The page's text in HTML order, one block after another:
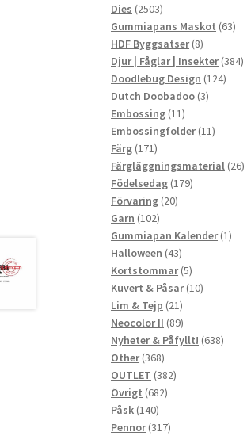
Dies 25032503
produkter
Gummiapans Maskot 6363
HDF Byggsatser 88
produkter
Djur | Fåglar | Insekter 384384
Doodlebug Design 124124
Dutch Doobadoo 33
Embossing 1111
produkter
Embossingfolder 1111
Färg 171171
produkter
Färgläggningsmaterial 2626
Födelsedag 179179
Förvaring 2020
Garn 102102
produkter
Gummiapan Kalender 11
Halloween 4343
produkter
Kortstommar 55
produkter
Kuvert & Påsar 1010
Lim & Tejp 2121
produkter
Neocolor II 8989
produkter
Nyheter & Påfyllt! 638638
Other 368368
produkter
OUTLET 382382
Övrigt 682682
Påsk 140140
produkter
Pennor 317317